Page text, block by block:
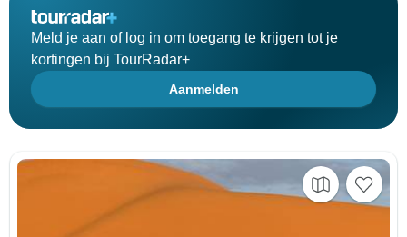
Meld je aan of log in om toegang te krijgen tot je
kortingen bij TourRadar+
Aanmelden